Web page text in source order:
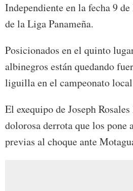
Independiente en la fecha 9
de la Liga Panameña.
Posicionados en el quinto
albinegros están quedando
liguilla en el campeonato
El exequipo de Joseph
dolorosa derrota que los pone
previas al choque ante